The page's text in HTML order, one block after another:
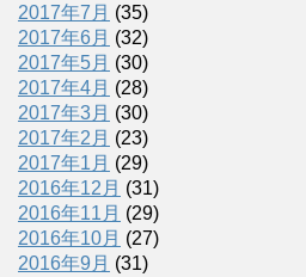
2017年7月 (35)
2017年6月 (32)
2017年5月 (30)
2017年4月 (28)
2017年3月 (30)
2017年2月 (23)
2017年1月 (29)
2016年12月 (31)
2016年11月 (29)
2016年10月 (27)
2016年9月 (31)